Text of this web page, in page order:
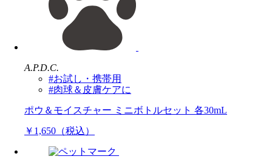
A.P.D.C.
#お試し・携帯用
#肉球＆皮膚ケアに
ポウ＆モイスチャー ミニボトルセット 各30mL
￥1,650（税込）